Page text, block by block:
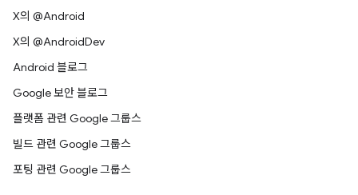
X의 @Android
X의 @AndroidDev
Android 블로그
Google 보안 블로그
플랫폼 관련 Google 그룹스
빌드 관련 Google 그룹스
포팅 관련 Google 그룹스